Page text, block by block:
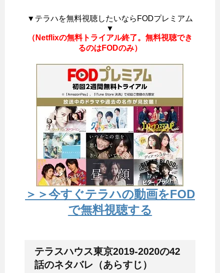
▼テラハを無料視聴したいならFODプレミアム
▼
（Netflixの無料トライアル終了。無料視聴でき
るのはFODのみ）
＞＞今すぐテラハの動画をFOD
で無料視聴する
テラスハウス東京2019-2020の42
話のネタバレ（あらすじ）